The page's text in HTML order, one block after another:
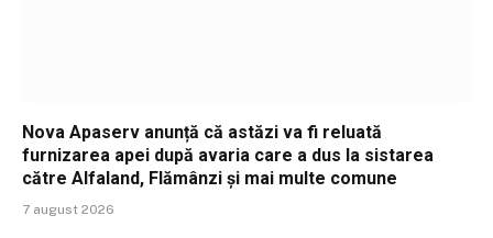
Nova Apaserv anunță că astăzi va fi reluată
furnizarea apei după avaria care a dus la sistarea
către Alfaland, Flămânzi și mai multe comune
7 august 2026